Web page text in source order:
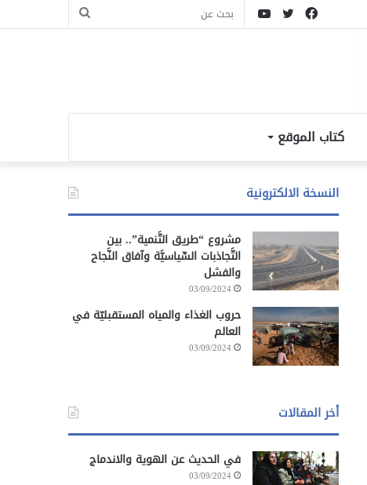
بحث
يوتيوبتويتر
فيسبوك
كتاب الموقع
النسخة الالكترونية
مشروع “طريق التَّنمية”.. بين
التَّجاذبات السِّياسيَّة وآفاق النَّجاح
والفشل
03/09/2024
حروب الغذاء والمياه المستقبليّة في
العالم
03/09/2024
أخر المقالات
في الحديث عن الهوية والاندماج
03/09/2024